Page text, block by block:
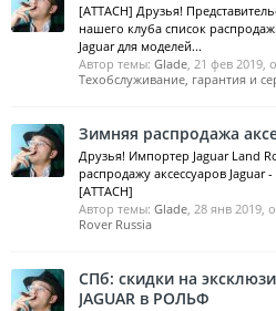
[ATTACH] Друзья!
нашего клуба список
Jaguar для моделей...
Автор темы: Glade, 21 фев 2019,
Техобслуживание, гарантия и
Зимняя распродажа
Друзья! Импортер Jaguar Land
распродажу аксессуаров Jaguar
[ATTACH]
Автор темы: Glade, 28 янв 2019,
Rover Russia
СПб: скидки на
JAGUAR в РОЛЬФ